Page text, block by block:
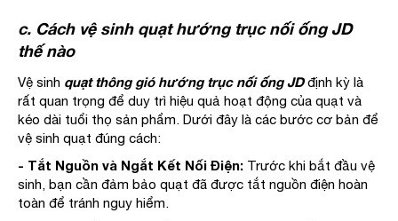
c. Cách vệ sinh quạt hướng trục nối ống JD
thế nào
Vệ sinh quạt thông gió hướng trục nối ống JDđịnh kỳ là
rất quan trọng để duy trì hiệu quả hoạt động của quạt và
kéo dài tuổi thọ sản phẩm. Dưới đây là các bước cơ bản để
vệ sinh quạt đúng cách:
- Tắt Nguồn và Ngắt Kết Nối Điện: Trước khi bắt đầu vệ
sinh, bạn cần đảm bảo quạt đã được tắt nguồn điện hoàn
toàn để tránh nguy hiểm.